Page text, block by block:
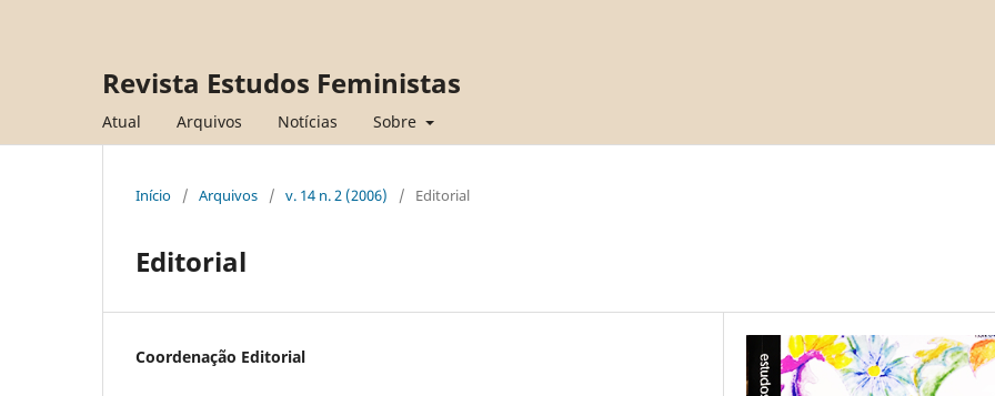
Revista Estudos Feministas
Atual Arquivos Notícias Sobre
Início / Arquivos / v. 14 n. 2 (2006) / Editorial
Editorial
Coordenação Editorial